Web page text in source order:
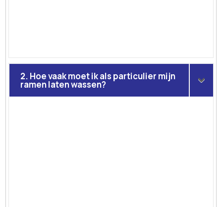
2. Hoe vaak moet ik als particulier mijn
ramen laten wassen?